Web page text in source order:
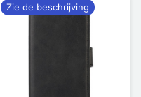
Zie de beschrijving